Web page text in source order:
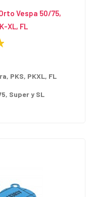
Vespa 50/75,
XL, FL
PKS, PKXL, FL
Super y SL